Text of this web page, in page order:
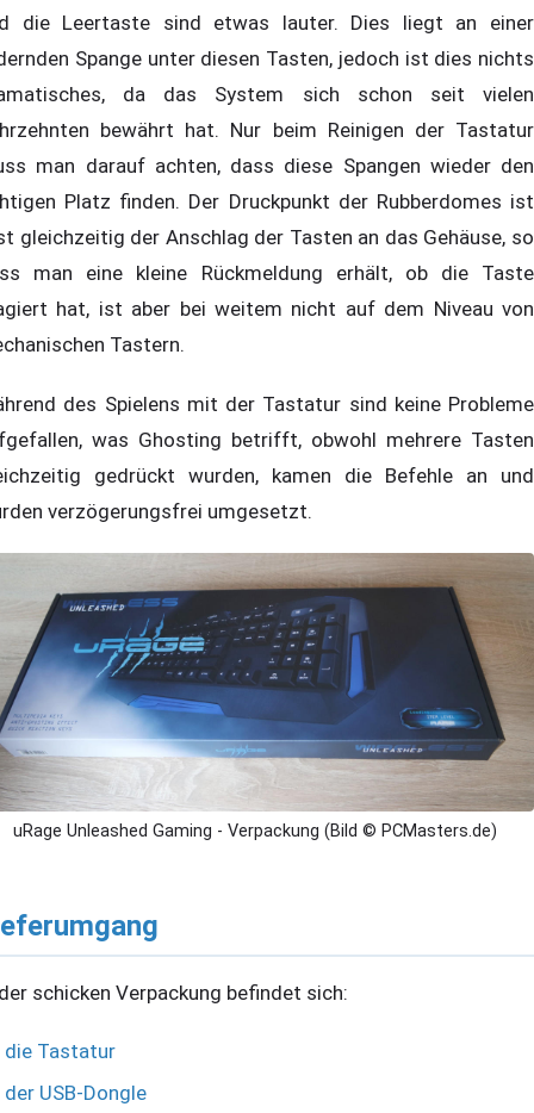
die Leertaste sind etwas lauter. Dies liegt an einer
Spange unter diesen Tasten, jedoch ist dies nichts
da das System sich schon seit vielen
bewährt hat. Nur beim Reinigen der Tastatur
man darauf achten, dass diese Spangen wieder den
Platz finden. Der Druckpunkt der Rubberdomes ist
gleichzeitig der Anschlag der Tasten an das Gehäuse, so
man eine kleine Rückmeldung erhält, ob die Taste
hat, ist aber bei weitem nicht auf dem Niveau von
Tastern.
des Spielens mit der Tastatur sind keine Probleme
was Ghosting betrifft, obwohl mehrere Tasten
gedrückt wurden, kamen die Befehle an und
verzögerungsfrei umgesetzt.
uRage Unleashed Gaming - Verpackung (Bild © PCMasters.de)
schicken Verpackung befindet sich:
die Tastatur
der USB-Dongle